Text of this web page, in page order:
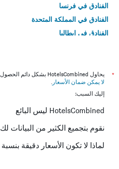
الفنادق في فرنسا
الفنادق في المملكة المتحدة
الفنادق في إيطاليا
*
يحاول HotelsCombined بشكل دائم الحصول على الأسعار الدقيقة، ولكن
لا يمكن ضمان الأسعار .
إليك السبب:
HotelsCombined ليس البائع
نقوم بتجميع الكثير من البيانات لك
لماذا لا تكون الأسعار دقيقة بنسبة 100٪؟